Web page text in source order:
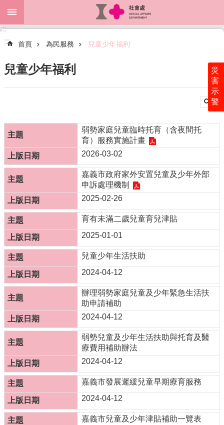
跳到主要內容區塊
進
階
處
最
新
消
為
民
服
務
資
訊
公
開
屬
單
位
相
關
法
規
表
單
災
害
示
警
:::
:::
首頁 為民服務 兒童少年福利
兒童少年福利
弱勢家庭兒童臨時托育（含夜間托
育）服務實施計畫
2026-03-02
嘉義市政府家外安置兒童及少年外部
申訴處理機制
2025-02-26
育有未滿二歲兒童育兒津貼
2025-01-01
兒童少年生活扶助
2024-04-12
辦理弱勢家庭兒童及少年緊急生活扶
助申請補助
2024-04-12
弱勢兒童及少年生活扶助與托育及醫
療費用補助辦法
2024-04-12
嘉義市發展遲緩兒童早期療育服務
2024-04-12
嘉義市兒童及少年津貼補助一覽表